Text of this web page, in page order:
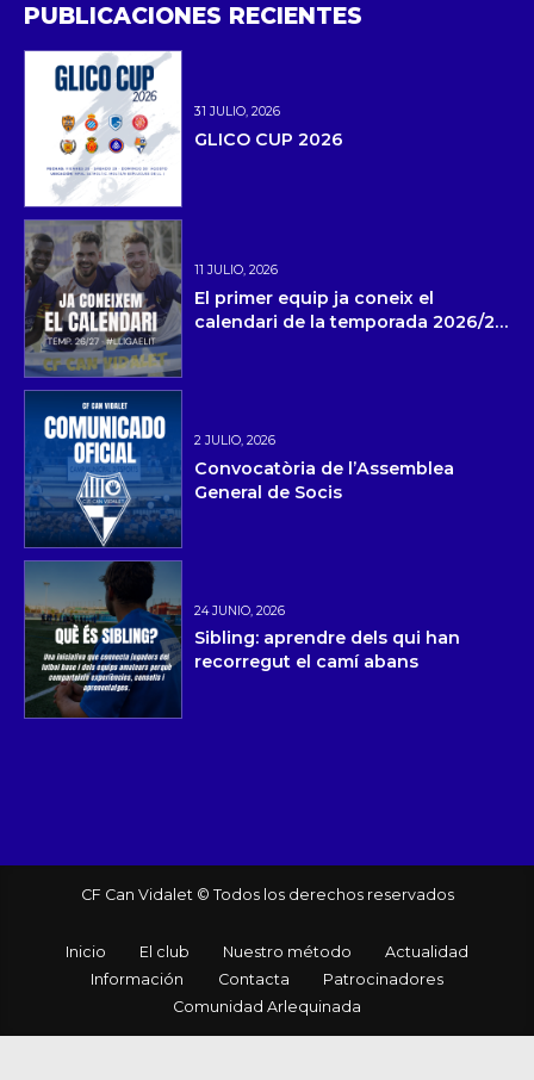
PUBLICACIONES RECIENTES
31 JULIO, 2026
GLICO CUP 2026
11 JULIO, 2026
El primer equip ja coneix el
calendari de la temporada 2026/27
2 JULIO, 2026
Convocatòria de l’Assemblea
General de Socis
24 JUNIO, 2026
Sibling: aprendre dels qui han
recorregut el camí abans
CF Can Vidalet © Todos los derechos reservados
Inicio El club Nuestro método
Actualidad
Información
Contacta
Patrocinadores
Comunidad Arlequinada